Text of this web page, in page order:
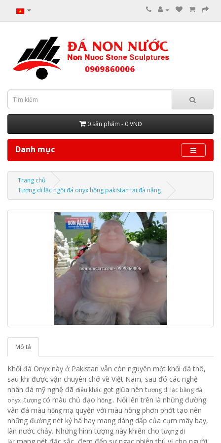
0 sản phẩm - 0 VNĐ
Danh mục
Trang chủ
Tượng di lặc ngồi đá onyx hồng pakistan tại đà nẵng
Mô tả
Khối đá Onyx này ở Pakistan vẫn còn nguyên một khối đá thô,
sau khi được vận chuyên chở về Việt Nam, sau đó các nghệ
nhân đá mỹ nghệ đã điêu khắc gọt giũa nên tượng di lặc bằng đá
onyx ,tượng có màu chủ đạo hồng . Nổi lên trên là những đường
vân đá màu hồngmạ quyện với màu hồng phơn phớt tạo nên
những đường nét kỷ hà hay mang dáng dấp của cụm mây bay,
làn nước chảy. Những hình tượng này khiến cho tượng di